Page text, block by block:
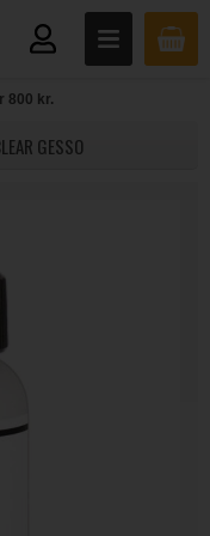
800 kr.
GESSO